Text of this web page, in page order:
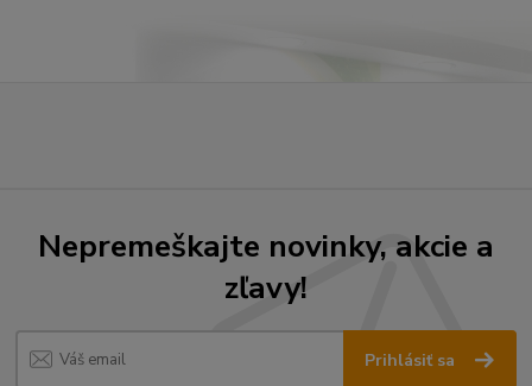
Nepremeškajte novinky, akcie a
zľavy!
Prihlásiť sa